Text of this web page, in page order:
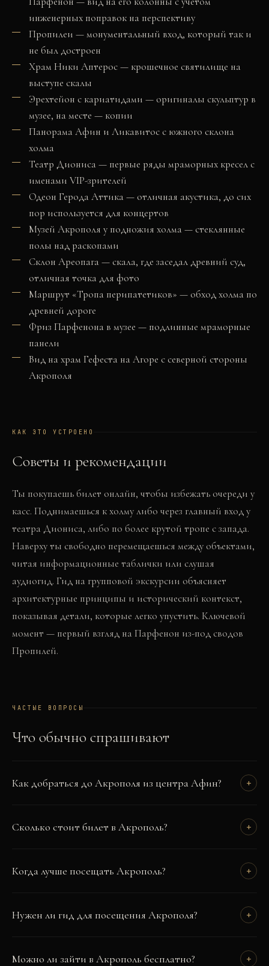
инженерных поправок на перспективу
Пропилеи — монументальный вход, который так и
не был достроен
Храм Ники Аптерос — крошечное святилище на
выступе скалы
Эрехтейон с кариатидами — оригиналы скульптур в
музее, на месте — копии
Панорама Афин и Ликавитос с южного склона
холма
Театр Диониса — первые ряды мраморных кресел с
именами VIP-зрителей
Одеон Герода Аттика — отличная акустика, до сих
пор используется для концертов
Музей Акрополя у подножия холма — стеклянные
полы над раскопами
Склон Ареопага — скала, где заседал древний суд,
отличная точка для фото
Маршрут «Тропа перипатетиков» — обход холма по
древней дороге
Фриз Парфенона в музее — подлинные мраморные
панели
Вид на храм Гефеста на Агоре с северной стороны
Акрополя
КАК ЭТО УСТРОЕНО
Советы и рекомендации
Ты покупаешь билет онлайн, чтобы избежать очереди у
касс. Поднимаешься к холму либо через главный вход у
театра Диониса, либо по более крутой тропе с запада.
Наверху ты свободно перемещаешься между объектами,
читая информационные таблички или слушая
аудиогид. Гид на групповой экскурсии объясняет
архитектурные принципы и исторический контекст,
показывая детали, которые легко упустить. Ключевой
момент — первый взгляд на Парфенон из-под сводов
Пропилей.
ЧАСТЫЕ ВОПРОСЫ
Что обычно спрашивают
Как добраться до Акрополя из центра Афин? +
Сколько стоит билет в Акрополь? +
Когда лучше посещать Акрополь? +
Нужен ли гид для посещения Акрополя? +
Можно ли зайти в Акрополь бесплатно? +